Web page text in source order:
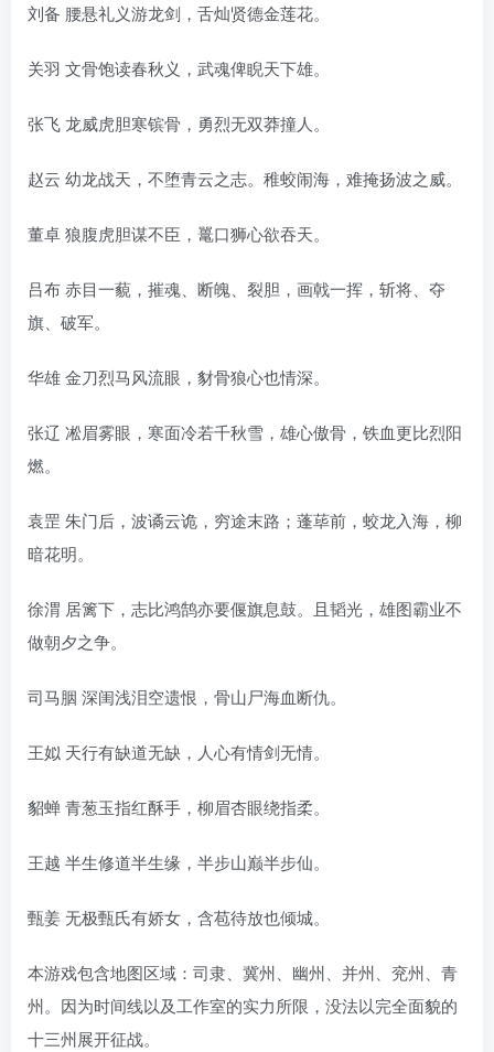
刘备 腰悬礼义游龙剑，舌灿贤德金莲花。
关羽 文骨饱读春秋义，武魂俾睨天下雄。
张飞 龙威虎胆寒镔骨，勇烈无双莽撞人。
赵云 幼龙战天，不堕青云之志。稚蛟闹海，难掩扬波之威。
董卓 狼腹虎胆谋不臣，鼍口狮心欲吞天。
吕布 赤目一藐，摧魂、断魄、裂胆，画戟一挥，斩将、夺
旗、破军。
华雄 金刀烈马风流眼，豺骨狼心也情深。
张辽 凇眉雾眼，寒面冷若千秋雪，雄心傲骨，铁血更比烈阳
燃。
袁罡 朱门后，波谲云诡，穷途末路；蓬荜前，蛟龙入海，柳
暗花明。
徐渭 居篱下，志比鸿鹄亦要偃旗息鼓。且韬光，雄图霸业不
做朝夕之争。
司马胭 深闺浅泪空遗恨，骨山尸海血断仇。
王姒 天行有缺道无缺，人心有情剑无情。
貂蝉 青葱玉指红酥手，柳眉杏眼绕指柔。
王越 半生修道半生缘，半步山巅半步仙。
甄姜 无极甄氏有娇女，含苞待放也倾城。
本游戏包含地图区域：司隶、冀州、幽州、并州、兖州、青
州。因为时间线以及工作室的实力所限，没法以完全面貌的
十三州展开征战。